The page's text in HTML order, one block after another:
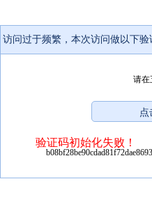
访问过于频繁，本次访问做以下验
请在
验证码初始化失败！